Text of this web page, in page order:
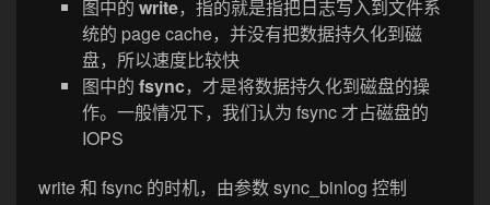
图中的 write，指的就是指把日志写入到文件系
统的 page cache，并没有把数据持久化到磁
盘，所以速度比较快
图中的 fsync，才是将数据持久化到磁盘的操
作。一般情况下，我们认为 fsync 才占磁盘的
IOPS
write 和 fsync 的时机，由参数 sync_binlog 控制